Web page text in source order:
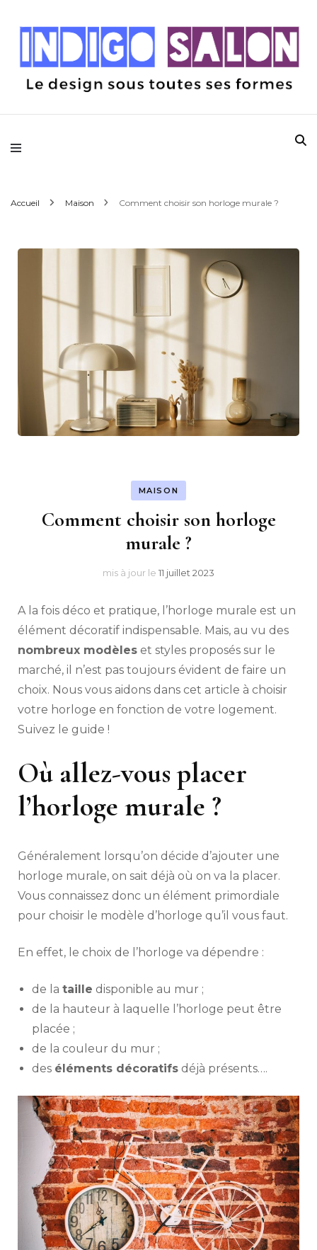
Indigo Salon
Accueil Maison Comment choisir son horloge murale ?
MAISON
Comment choisir son horloge
murale ?
mis à jour le 11 juillet 2023
A la fois déco et pratique, l’horloge murale est un
élément décoratif indispensable. Mais, au vu des
nombreux modèles et styles proposés sur le
marché, il n’est pas toujours évident de faire un
choix. Nous vous aidons dans cet article à choisir
votre horloge en fonction de votre logement.
Suivez le guide !
Où allez-vous placer
l’horloge murale ?
Généralement lorsqu’on décide d’ajouter une
horloge murale, on sait déjà où on va la placer.
Vous connaissez donc un élément primordiale
pour choisir le modèle d’horloge qu’il vous faut.
En effet, le choix de l’horloge va dépendre :
de la taille disponible au mur ;
de la hauteur à laquelle l’horloge peut être
placée ;
de la couleur du mur ;
des éléments décoratifs déjà présents….